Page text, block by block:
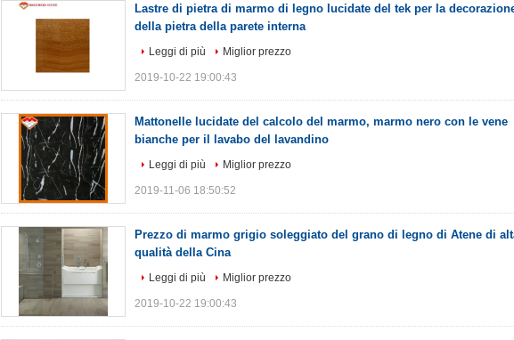
Lastre di pietra di marmo di legno lucidate del tek per la
della pietra della parete interna
Leggi di più Miglior prezzo
2019-10-22 19:00:43
Mattonelle lucidate del calcolo del marmo, marmo nero con le vene
bianche per il lavabo del lavandino
Leggi di più Miglior prezzo
2019-11-06 18:50:52
Prezzo di marmo grigio soleggiato del grano di legno di Atene di
qualità della Cina
Leggi di più Miglior prezzo
2019-10-22 19:00:43